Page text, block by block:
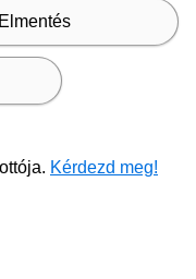
Elmentés
Kérdezd meg!